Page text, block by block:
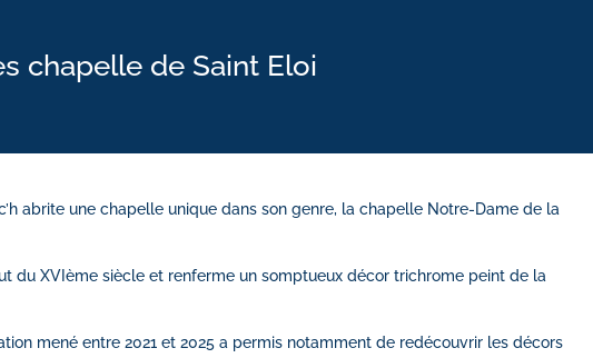
chapelle de Saint Eloi
abrite une chapelle unique dans son genre, la chapelle Notre-Dame de la
du XVIème siècle et renferme un somptueux décor trichrome peint de la
mené entre 2021 et 2025 a permis notamment de redécouvrir les décors